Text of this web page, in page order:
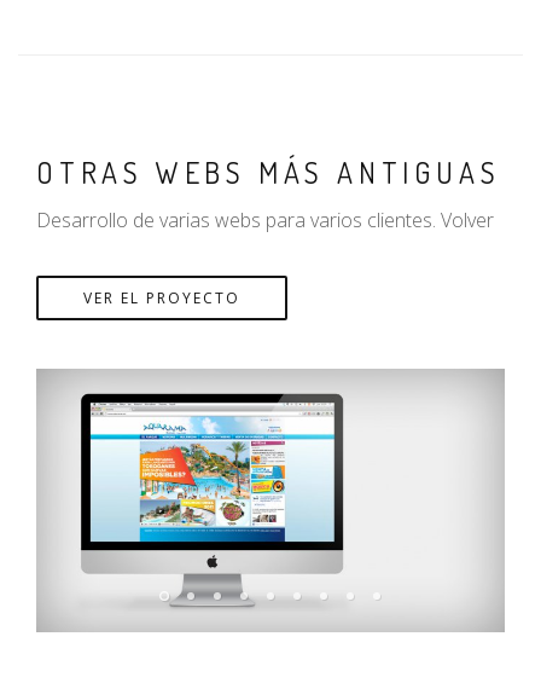
OTRAS WEBS MÁS ANTIGUAS
Desarrollo de varias webs para varios clientes. Volver
VER EL PROYECTO